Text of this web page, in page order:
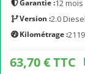
Garantie :12 mois
Version :2.0
Kilométrage :
63,70 € TTC